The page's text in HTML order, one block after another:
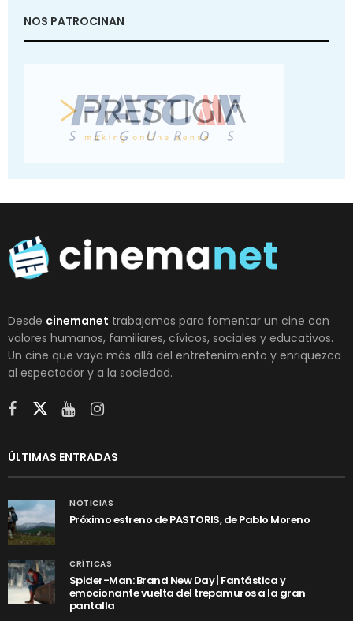
NOS PATROCINAN
Desde cinemanet trabajamos para fomentar un cine con
valores humanos, familiares, cívicos, sociales y educativos.
Un cine que vaya más allá del entretenimiento y enriquezca
al espectador y a la sociedad.
ÚLTIMAS ENTRADAS
NOTICIAS
Próximo estreno de PASTORIS, de Pablo Moreno
CRÍTICAS
Spider-Man: Brand New Day | Fantástica y
emocionante vuelta del trepamuros a la gran
pantalla